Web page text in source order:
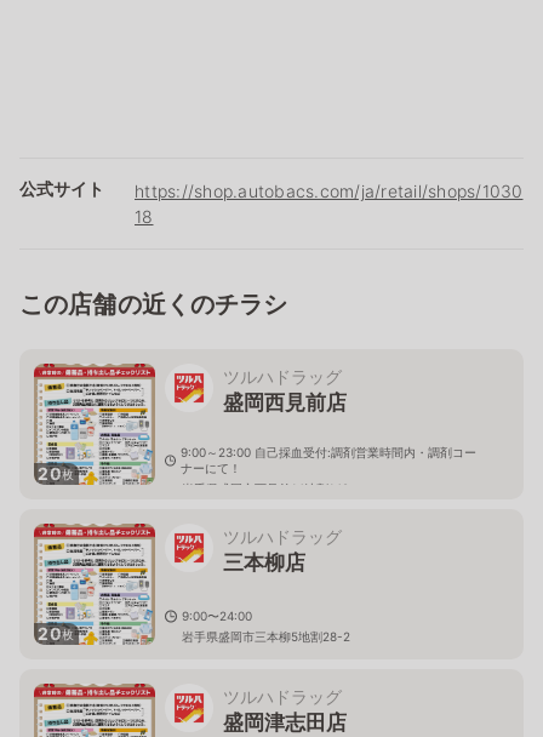
公式サイト
https://shop.autobacs.com/ja/retail/shops/1030
18
この店舗の近くのチラシ
20枚
ツルハドラッグ
盛岡西見前店
9:00～23:00 自己採血受付:調剤営業時間内・調剤コー
ナーにて！
岩手県盛岡市西見前14地割149
20枚
ツルハドラッグ
三本柳店
9:00〜24:00
岩手県盛岡市三本柳5地割28-2
ツルハドラッグ
盛岡津志田店